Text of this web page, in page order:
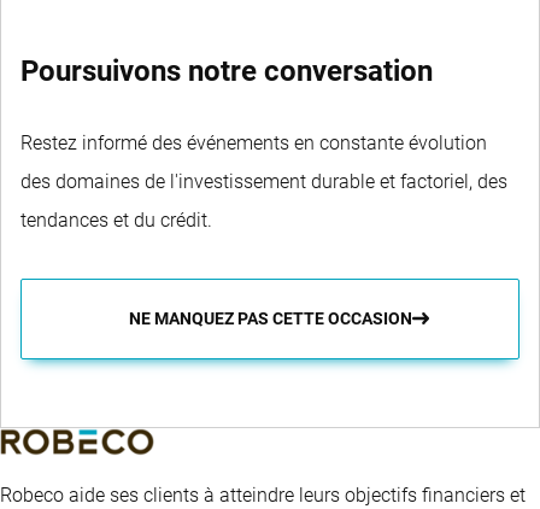
Poursuivons notre conversation
Restez informé des événements en constante évolution
des domaines de l'investissement durable et factoriel, des
tendances et du crédit.
NE MANQUEZ PAS CETTE OCCASION
Robeco aide ses clients à atteindre leurs objectifs financiers et